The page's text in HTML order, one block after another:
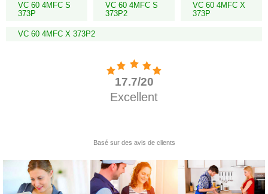
VC 60 4MFC S
373P
VC 60 4MFC S
373P2
VC 60 4MFC X
373P
VC 60 4MFC X 373P2